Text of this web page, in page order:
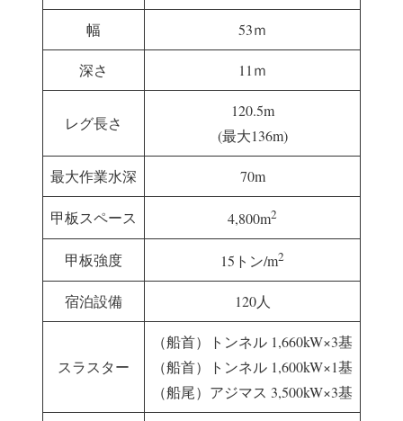
幅 53ｍ
深さ 11ｍ
レグ長さ
120.5m
(最大136m)
最大作業水深 70m
甲板スペース 4,800m2
甲板強度 15トン/m2
宿泊設備 120人
スラスター
（船首）トンネル 1,660kW×3基
（船首）トンネル 1,600kW×1基
（船尾）アジマス 3,500kW×3基